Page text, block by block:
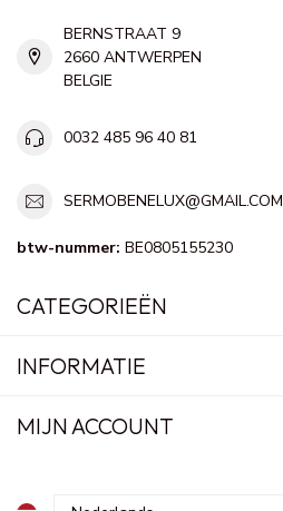
BERNSTRAAT 9
2660 ANTWERPEN
BELGIE
0032 485 96 40 81
SERMOBENELUX@GMAIL.COM
btw-nummer: BE0805155230
CATEGORIEËN
INFORMATIE
MIJN ACCOUNT